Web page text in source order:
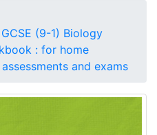
(9-1) Biology
: for home
and exams